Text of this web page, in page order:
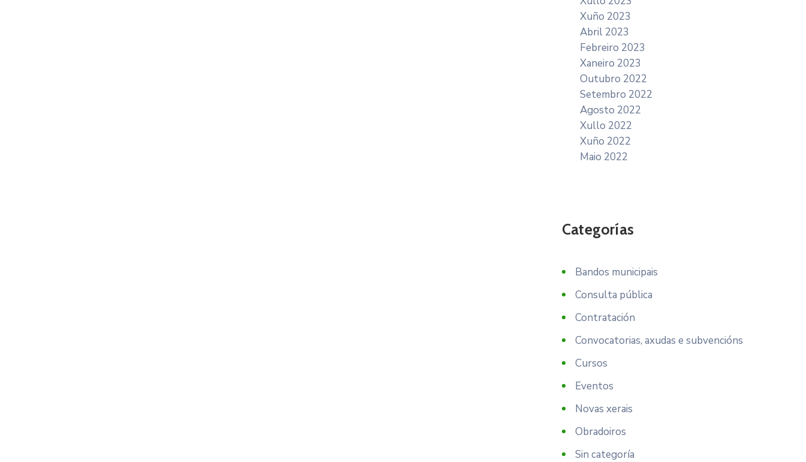
Xuño 2023
Abril 2023
Febreiro 2023
Xaneiro 2023
Outubro 2022
Setembro 2022
Agosto 2022
Xullo 2022
Xuño 2022
Maio 2022
Categorías
Bandos municipais
Consulta pública
Contratación
Convocatorias, axudas e subvencións
Cursos
Eventos
Novas xerais
Obradoiros
Sin categoría